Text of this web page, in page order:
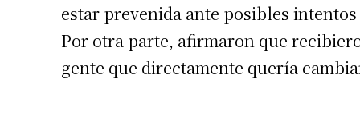
estar prevenida ante posibles
Por otra parte, afirmaron que
gente que directamente quería